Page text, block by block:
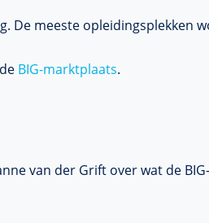
De meeste opleidingsplekken
BIG-marktplaats.
van der Grift over wat de